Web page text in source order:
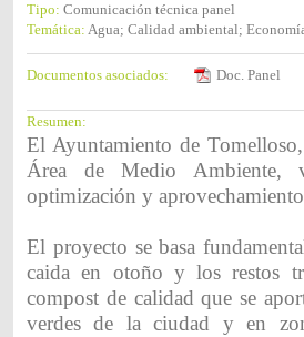
Tipo: Comunicación técnica panel
Temática: Agua; Calidad ambiental;
Documentos asociados: Doc. Panel
Resumen:
El Ayuntamiento de
Área de Medio Ambiente,
optimización y
El proyecto se basa
caida en otoño y los restos
compost de calidad que se
verdes de la ciudad y en